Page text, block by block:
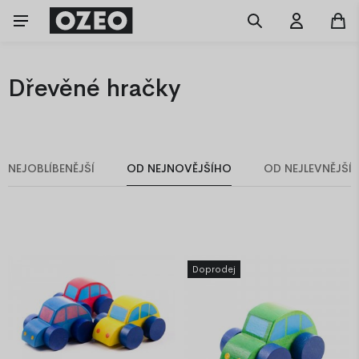
Dřevěné hračky
NEJOBLÍBENĚJŠÍ OD NEJNOVĚJŠÍHO OD
Doprodej